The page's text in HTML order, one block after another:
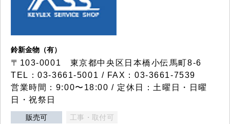
鈴新金物（有）
〒103-0001 東京都中央区日本橋小伝馬町8-6
TEL：03-3661-5001 / FAX：03-3661-7539
営業時間：9:00〜18:00 / 定休日：土曜日・日曜
日・祝祭日
販売可 工事・取付可